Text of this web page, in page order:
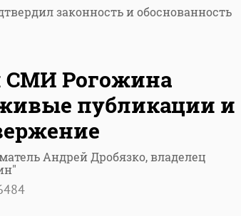
законность и обоснованность
СМИ Рогожина
публикации и
Андрей Дробязко, владелец